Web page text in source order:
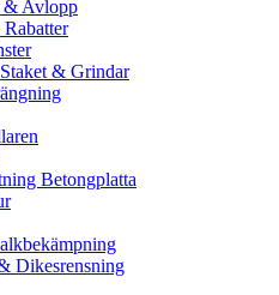
& Avlopp
& Grindar
Betongplatta
Dikesrensning